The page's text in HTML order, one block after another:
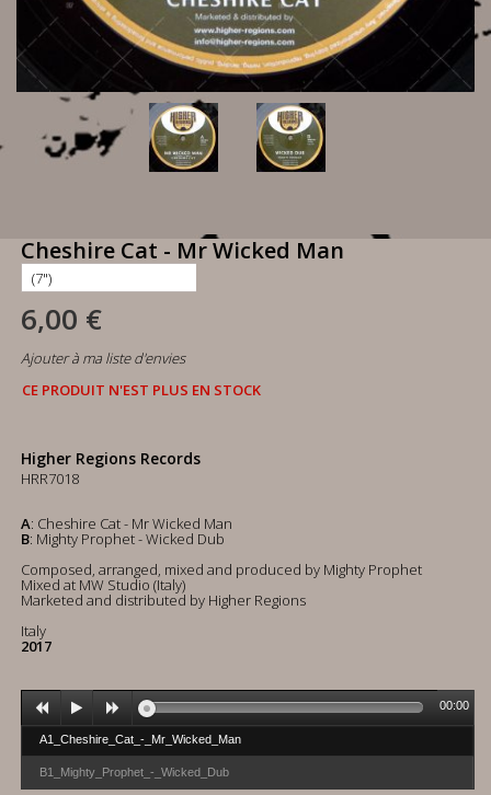
Cheshire Cat - Mr Wicked Man
6,00 €
Ajouter à ma liste d'envies
CE PRODUIT N'EST PLUS EN STOCK
Higher Regions Records
HRR7018
A: Cheshire Cat - Mr Wicked Man
B: Mighty Prophet - Wicked Dub
Composed, arranged, mixed and produced by Mighty Prophet
Mixed at MW Studio (Italy)
Marketed and distributed by Higher Regions
Italy
2017
A1_Cheshire_Cat_-_Mr_Wicked_Man
B1_Mighty_Prophet_-_Wicked_Dub
00:00